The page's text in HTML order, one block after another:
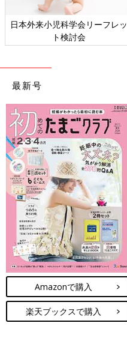
日本外来小児科学会リーフレッ
ト検討会
最新号
Amazonで購入
楽天ブックスで購入